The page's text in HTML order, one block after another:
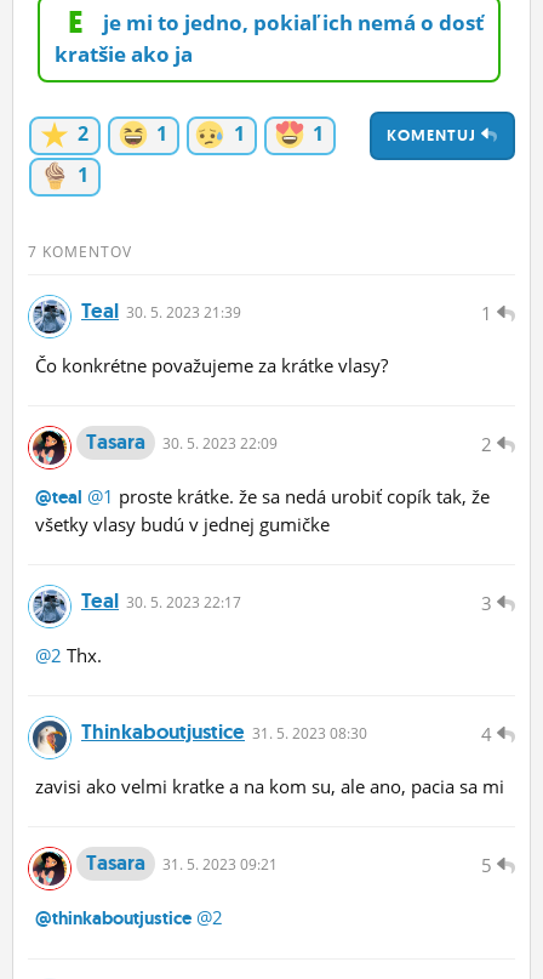
E
je mi to jedno, pokiaľ ich nemá o dosť
kratšie ako ja
KOMENTUJ
2 1 1
1
1
7 KOMENTOV
1
Teal 30. 5. 2023 21:39
Čo konkrétne považujeme za krátke vlasy?
2
Tasara 30. 5. 2023 22:09
@teal @1 proste krátke. že sa nedá urobiť copík tak, že
všetky vlasy budú v jednej gumičke
3
Teal 30. 5. 2023 22:17
@2 Thx.
4
Thinkaboutjustice 31. 5. 2023 08:30
zavisi ako velmi kratke a na kom su, ale ano, pacia sa mi
5
Tasara 31. 5. 2023 09:21
@thinkaboutjustice @2